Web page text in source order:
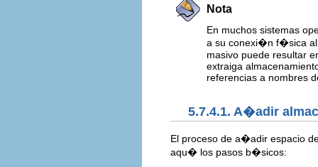
Nota
En muchos sistemas
a su conexi�n f�sica al
masivo puede resultar
extraiga
referencias a nombres
5.7.4.1. A�adir
El proceso de a�adir espacio
aqu� los pasos b�sicos: